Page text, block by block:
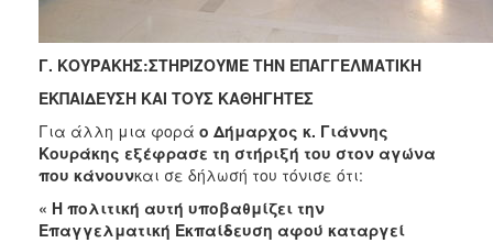
Γ. ΚΟΥΡΑΚΗΣ:ΣΤΗΡΙΖΟΥΜΕ ΤΗΝ ΕΠΑΓΓΕΛΜΑΤΙΚΗ
ΕΚΠΑΙΔΕΥΣΗ ΚΑΙ ΤΟΥΣ ΚΑΘΗΓΗΤΕΣ
Για άλλη μια φορά ο Δήμαρχος κ. Γιάννης
Κουράκης εξέφρασε τη στήριξή του στον αγώνα
που κάνουνκαι σε δήλωσή του τόνισε ότι:
« Η πολιτική αυτή υποβαθμίζει την
Επαγγελματική Εκπαίδευση αφού καταργεί